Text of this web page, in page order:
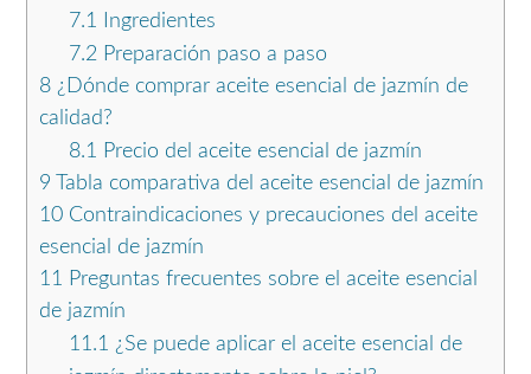
7.1 Ingredientes
7.2Preparación paso a paso
8 ¿Dónde comprar aceite esencial de jazmín de
calidad?
8.1 Precio del aceite esencial de jazmín
9 Tabla comparativa del aceite esencial de jazmín
10 Contraindicaciones y precauciones del aceite
esencial de jazmín
11 Preguntas frecuentes sobre el aceite esencial
de jazmín
11.1 ¿Se puede aplicar el aceite esencial de